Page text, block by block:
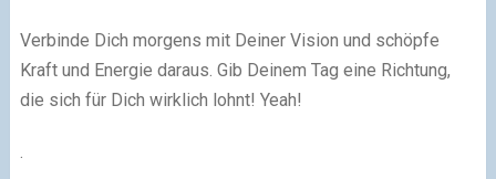
Verbinde Dich morgens mit Deiner Vision und schöpfe
Kraft und Energie daraus. Gib Deinem Tag eine Richtung,
die sich für Dich wirklich lohnt! Yeah!
.